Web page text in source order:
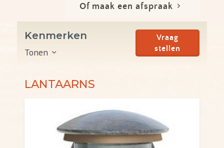
Of maak een afspraak
Kenmerken
Tonen
Vraag
stellen
LANTAARNS